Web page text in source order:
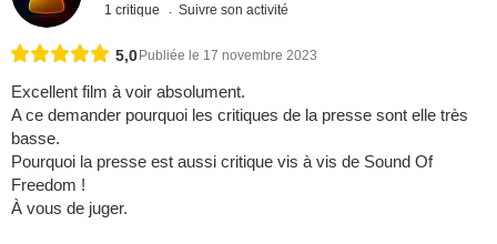
1 critique Suivre son activité
5,0 Publiée le 17 novembre 2023
Excellent film à voir absolument.
A ce demander pourquoi les critiques de la presse sont elle très
basse.
Pourquoi la presse est aussi critique vis à vis de Sound Of
Freedom !
À vous de juger.